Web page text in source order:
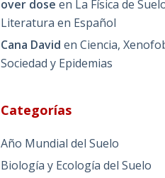
over dose en La Física de
Literatura en Español
Cana David enCiencia,
Sociedad y Epidemias
Categorías
Año Mundial del Suelo
Biología y Ecología del Suelo